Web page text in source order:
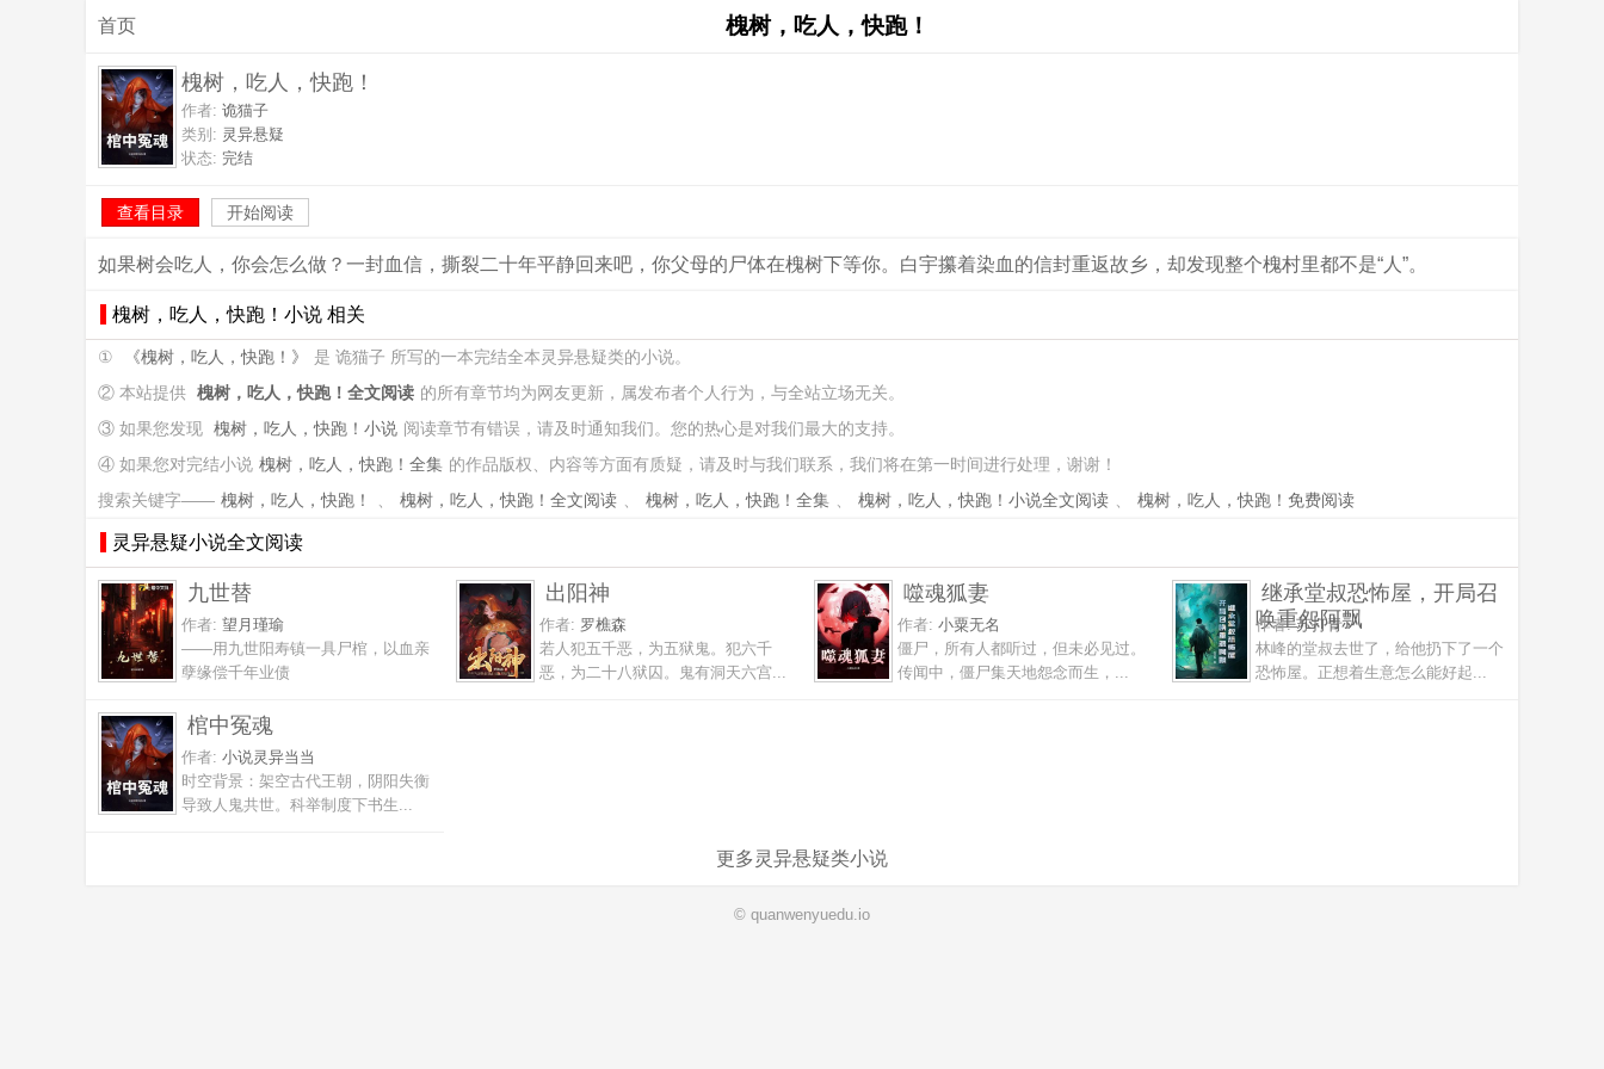
首页 槐树，吃人，快跑！
槐树，吃人，快跑！
作者: 诡猫子
类别: 灵异悬疑
状态: 完结
查看目录 开始阅读
如果树会吃人，你会怎么做？一封血信，撕裂二十年平静回来吧，你父母的尸体在槐树下等你。白宇攥着染血的信封重返故乡，却发现整个槐村里都不是“人”。
槐树，吃人，快跑！小说 相关
① 《槐树，吃人，快跑！》
是 诡猫子 所写的一本完结全本灵异悬疑类的小说。
② 本站提供 槐树，吃人，快跑！全文阅读 的所有章节均为网友更新，属发布者个人行为，与全站立场无关。
③ 如果您发现 槐树，吃人，快跑！小说 阅读章节有错误，请及时通知我们。您的热心是对我们最大的支持。
④ 如果您对完结小说 槐树，吃人，快跑！全集 的作品版权、内容等方面有质疑，请及时与我们联系，我们将在第一时间进行处理，谢谢！
搜索关键字—— 槐树，吃人，快跑！ 、 槐树，吃人，快跑！全文阅读 、 槐树，吃人，快跑！全集 、 槐树，吃人，快跑！小说全文阅读 、 槐树，吃人，快跑！免费阅读
灵异悬疑小说全文阅读
九世替
作者: 望月瑾瑜
——用九世阳寿镇一具尸棺，以血亲
孽缘偿千年业债
出阳神
作者: 罗樵森
若人犯五千恶，为五狱鬼。犯六千
恶，为二十八狱囚。鬼有洞天六宫...
噬魂狐妻
作者: 小粟无名
僵尸，所有人都听过，但未必见过。
传闻中，僵尸集天地怨念而生，...
继承堂叔恐怖屋，开局召
唤重怨阿飘
作者:苏打青
林峰的堂叔去世了，给他扔下了一个
恐怖屋。正想着生意怎么能好起...
棺中冤魂
作者: 小说灵异当当
时空背景：架空古代王朝，阴阳失衡
导致人鬼共世。科举制度下书生...
更多灵异悬疑类小说
© quanwenyuedu.io